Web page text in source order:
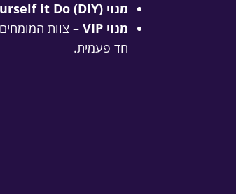
מנוי (yourself it Do (DIY
מנוי VIP
– צוות
חד פעמית.